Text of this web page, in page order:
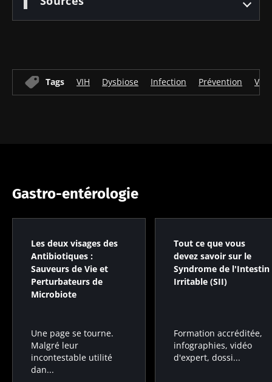
Tags VIH Dysbiose Infection Prévention
Gastro-entérologie
Les deux visages des
Antibiotiques :
Sauveurs de Vie et
Perturbateurs de
Microbiote
Une page se tourne.
Malgré leur
incontestable utilité
dan...
Tout ce que vous
devez savoir sur le
Syndrome de l'Intestin
Irritable (SII)
Formation accréditée,
infographies, vidéo
d'expert, dossi...